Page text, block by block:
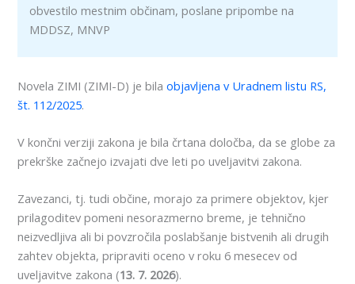
obvestilo mestnim občinam, poslane pripombe na
MDDSZ, MNVP
Novela ZIMI (ZIMI-D) je bilaobjavljena v Uradnem listu RS,
št. 112/2025.
V končni verziji zakona je bila črtana določba, da se globe za
prekrške začnejo izvajati dve leti po uveljavitvi zakona.
Zavezanci, tj. tudi občine, morajo za primere objektov, kjer
prilagoditev pomeni nesorazmerno breme, je tehnično
neizvedljiva ali bi povzročila poslabšanje bistvenih ali drugih
zahtev objekta, pripraviti oceno v roku 6 mesecev od
uveljavitve zakona (13. 7. 2026).